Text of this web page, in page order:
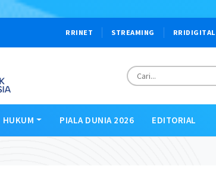
RRINET STREAMING RRIDIGITAL
HUKUM PIALA DUNIA 2026 EDITORIAL